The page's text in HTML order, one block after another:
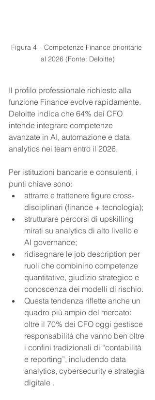
Figura 4 – Competenze Finance prioritarie
al 2026 (Fonte: Deloitte)
Il profilo professionale richiesto alla
funzione Finance evolve rapidamente.
Deloitte indica che 64% dei CFO
intende integrare competenze
avanzate in AI, automazione e data
analytics nei team entro il 2026.
Per istituzioni bancarie e consulenti, i
punti chiave sono:
attrarre e trattenere figure cross-
disciplinari (finance + tecnologia);
strutturare percorsi di upskilling
mirati su analytics di alto livello e
AI governance;
ridisegnare le job description per
ruoli che combinino competenze
quantitative, giudizio strategico e
conoscenza dei modelli di rischio.
Questa tendenza riflette anche un
quadro più ampio del mercato:
oltre il 70% dei CFO oggi gestisce
responsabilità che vanno ben oltre
i confini tradizionali di “contabilità
e reporting”, includendo data
analytics, cybersecurity e strategia
digitale .